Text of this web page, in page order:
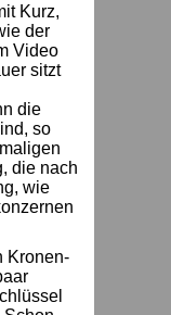
Kurz,
der
Video
sitzt
die
so
die nach
wie
Kronen-